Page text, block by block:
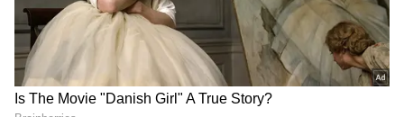
Image Credit : Pixabay
మిథున రాశి- సమస్యలు పరిష్కారం
మిథున రాశి అధిపతి బుధుడు శుభ రాశులలో